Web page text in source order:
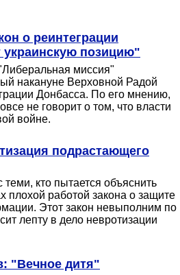
о реинтеграции
украинскую позицию"
миссия"
накануне Верховной Радой
Донбасса. По его мнению,
не говорит о том, что власти
войне.
подрастающего
теми, кто пытается объяснить
плохой работой закона о защите
Этот закон невыполним по
лепту в дело невротизации
"Вечное дитя"